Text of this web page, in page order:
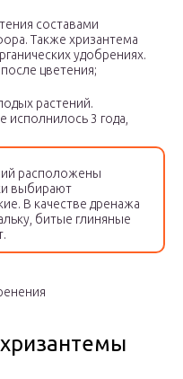
составами
Также хризантема
удобрениях.
цветения;
растений.
3 года,
расположены
выбирают
В качестве дренажа
битые глиняные